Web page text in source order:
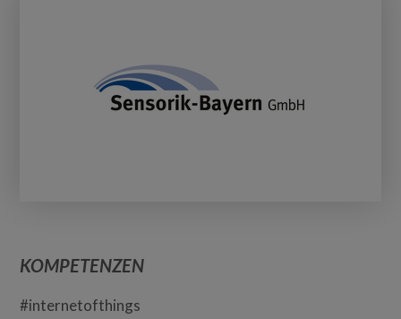
KOMPETENZEN
#internetofthings